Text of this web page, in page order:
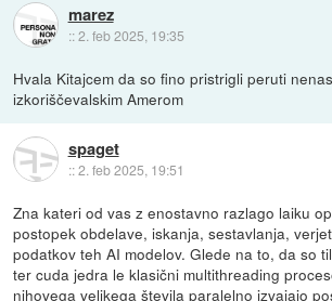
marez
::2. feb 2025, 19:35
Hvala Kitajcem da so fino pristrigli peruti
izkoriščevalskim Amerom
spaget
::2. feb 2025, 19:51
Zna kateri od vas z enostavno razlago laiku
postopek obdelave, iskanja, sestavlanja,
podatkov teh AI modelov. Glede na to, da so
ter cuda jedra le klasični multithreading
nihovega velikega števila paralelno izvajajo